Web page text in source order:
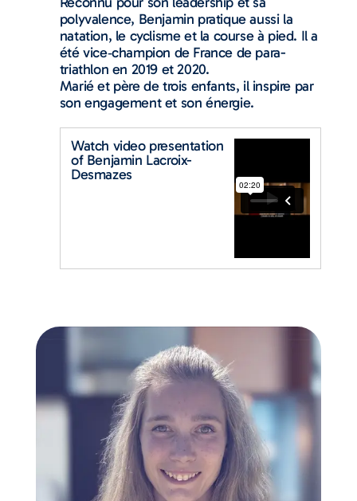
polyvalence, Benjamin pratique aussi la
natation, le cyclisme et la course à pied. Il a
été vice‑champion de France de para-
triathlon en 2019 et 2020.
Marié et père de trois enfants, il inspire par
son engagement et son énergie.
Watch video presentation
of Benjamin Lacroix-
Desmazes